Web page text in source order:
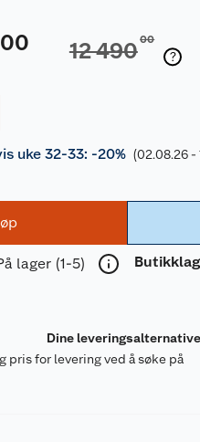
00 12 49000
uke 32-33: -20% (02.08.26 -
lager (1-5)
Dine
pris for levering ved å søke på